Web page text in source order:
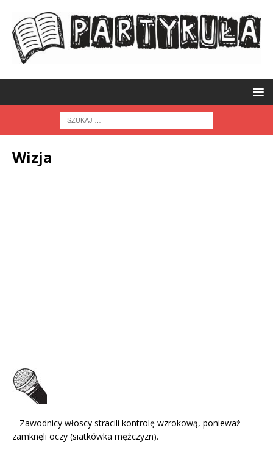
Wizja
Zawodnicy włoscy stracili kontrolę wzrokową, ponieważ
zamknęli oczy (siatkówka mężczyzn).